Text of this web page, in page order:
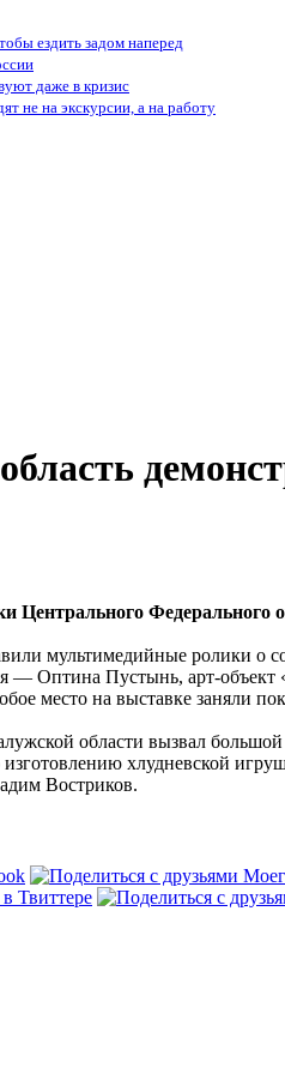
ездить задом наперед
даже в кризис
не на экскурсии, а на работу
Центрального
мультимедийные ролики о
— Оптина Пустынь, арт-­
место на выставке заняли
области вызвал
хлудневской
Востриков.